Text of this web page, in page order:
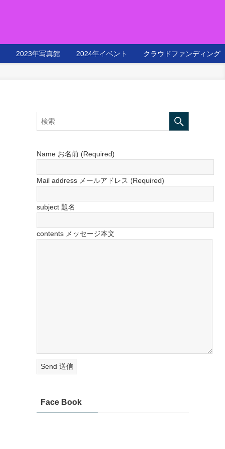
2023年写真館 2024年イベント クラウドファンディン
Name お名前 (Required)
Mail address メールアドレス (Required)
subject 題名
contents メッセージ本文
Face Book